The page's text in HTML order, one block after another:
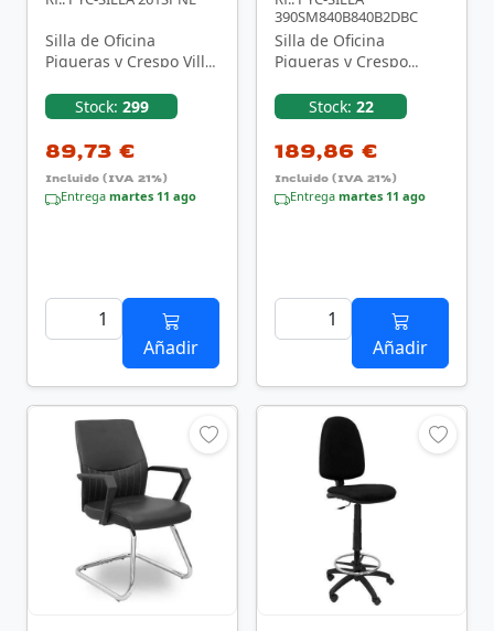
Silla de Oficina
Piqueras y Crespo Villa
Stock: 299
89,73 €
Incluido (IVA 21%)
Entrega martes 11 ago
Añadir
390SM840B840B2DBC
Silla de Oficina
Piqueras y Crespo
390SM840B840B2DB68
R65C/ Negro
Stock: 22
189,86 €
Incluido (IVA 21%)
Entrega martes 11 ago
Añadir